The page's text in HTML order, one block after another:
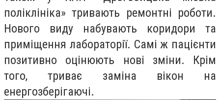
поліклініка» тривають ремонтні роботи.
Нового виду набувають коридори та
приміщення лабораторії. Самі ж пацієнти
позитивно оцінюють нові зміни. Крім
того, триває заміна вікон на
енергозберігаючі.